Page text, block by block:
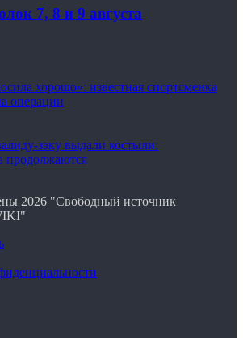
7, 8 и 9 августа
хорошо»: известная спортсменка
операции
зэку выдали костыли:
продолжаются
2026 "Свободный источник